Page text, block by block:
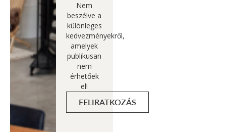
Nem
beszélve a
különleges
kedvezményekről,
amelyek
publikusan
nem
érhetőek
el!
FELIRATKOZÁS